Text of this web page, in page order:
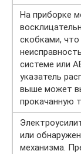
На приборке
скобками,
системе или
указатель
выше может
прокачанную
или
механизма.